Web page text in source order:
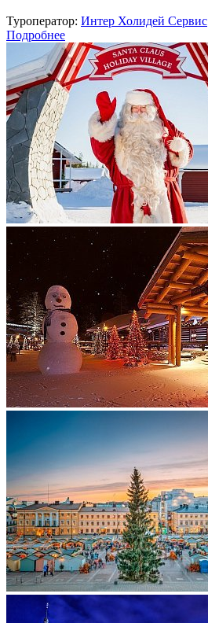
Туроператор: Интер Холидей Сервис
Подробнее